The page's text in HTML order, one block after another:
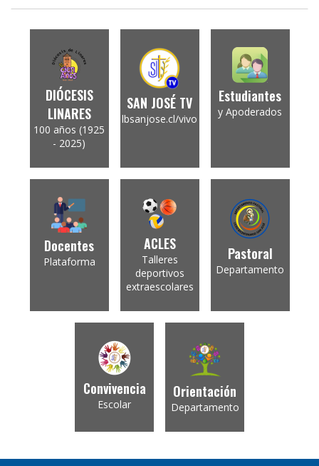
DIÓCESIS
LINARES
100 años (1925
- 2025)
SAN JOSÉ TV
lbsanjose.cl/vivo
Estudiantes
y Apoderados
Docentes
Plataforma
ACLES
Talleres
deportivos
extraescolares
Pastoral
Departamento
Convivencia
Escolar
Orientación
Departamento